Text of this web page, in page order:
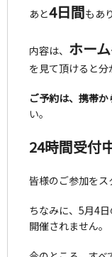
あと4日間もあ
内容は、 ホー
を見て頂けると分
ご予約は、携帯
い。
24時間受付
皆様のご参加をス
ちなみに、5月4
開催されません。